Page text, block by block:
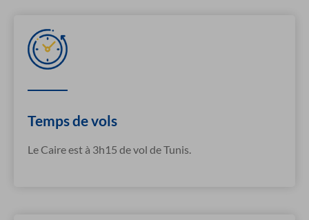
Temps de vols
Le Caire est à 3h15 de vol de Tunis.